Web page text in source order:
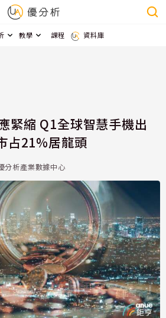
教學 課程 資料庫
緊縮 Q1全球智慧手機出
占21%居龍頭
析產業數據中心